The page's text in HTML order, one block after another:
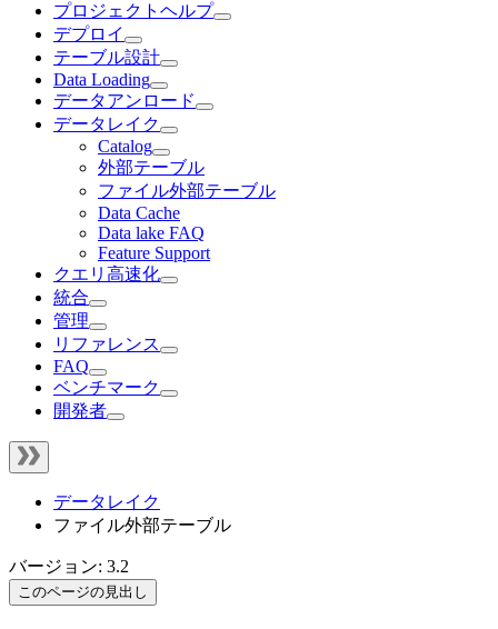
プロジェクトヘルプ
デプロイ
テーブル設計
Data Loading
データアンロード
データレイク
Catalog
外部テーブル
ファイル外部テーブル
Data Cache
Data lake FAQ
Feature Support
クエリ高速化
統合
管理
リファレンス
FAQ
ベンチマーク
開発者
データレイク
ファイル外部テーブル
バージョン: 3.2
このページの見出し